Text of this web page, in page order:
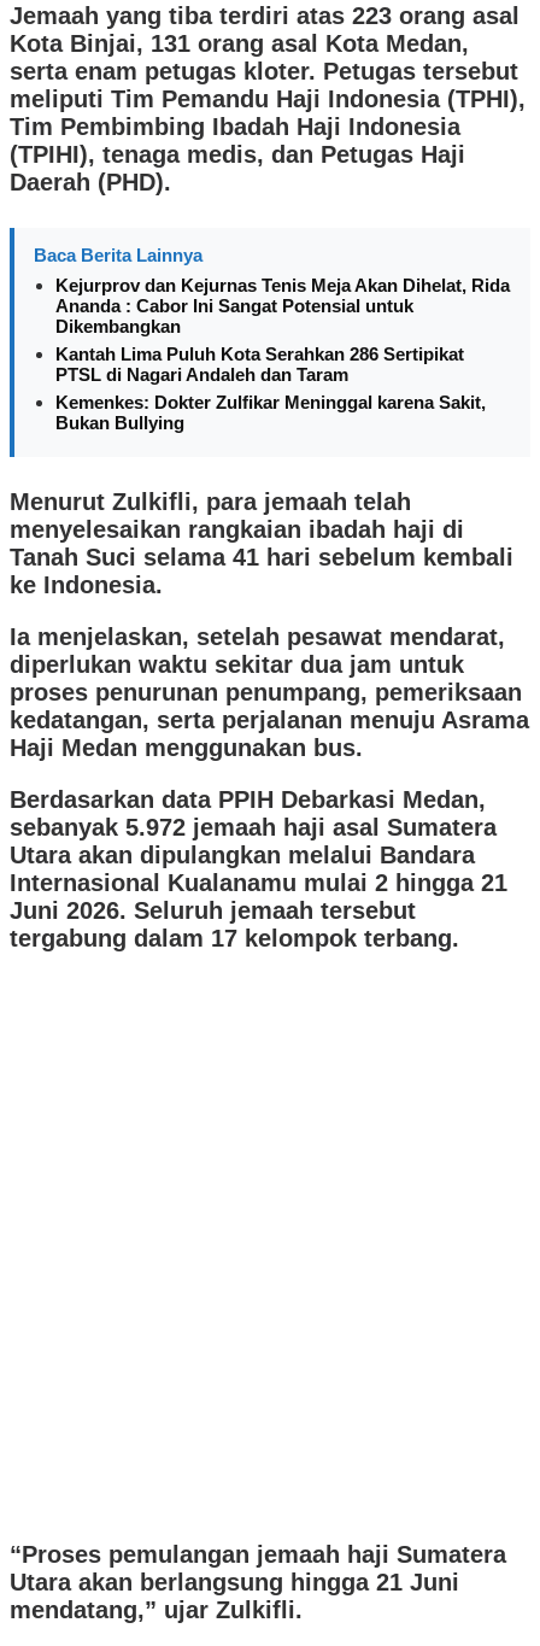
Jemaah yang tiba terdiri atas 223 orang asal
Kota Binjai, 131 orang asal Kota Medan,
serta enam petugas kloter. Petugas tersebut
meliputi Tim Pemandu Haji Indonesia (TPHI),
Tim Pembimbing Ibadah Haji Indonesia
(TPIHI), tenaga medis, dan Petugas Haji
Daerah (PHD).
Baca Berita Lainnya
Kejurprov dan Kejurnas Tenis Meja Akan Dihelat, Rida
Ananda : Cabor Ini Sangat Potensial untuk
Dikembangkan
Kantah Lima Puluh Kota Serahkan 286 Sertipikat
PTSL di Nagari Andaleh dan Taram
Kemenkes: Dokter Zulfikar Meninggal karena Sakit,
Bukan Bullying
Menurut Zulkifli, para jemaah telah
menyelesaikan rangkaian ibadah haji di
Tanah Suci selama 41 hari sebelum kembali
ke Indonesia.
Ia menjelaskan, setelah pesawat mendarat,
diperlukan waktu sekitar dua jam untuk
proses penurunan penumpang, pemeriksaan
kedatangan, serta perjalanan menuju Asrama
Haji Medan menggunakan bus.
Berdasarkan data PPIH Debarkasi Medan,
sebanyak 5.972 jemaah haji asal Sumatera
Utara akan dipulangkan melalui Bandara
Internasional Kualanamu mulai 2 hingga 21
Juni 2026. Seluruh jemaah tersebut
tergabung dalam 17 kelompok terbang.
“Proses pemulangan jemaah haji Sumatera
Utara akan berlangsung hingga 21 Juni
mendatang,” ujar Zulkifli.